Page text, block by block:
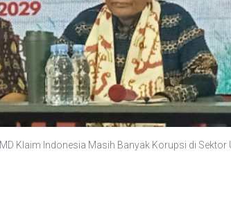
Klaim Indonesia Masih Banyak Korupsi di Sektor